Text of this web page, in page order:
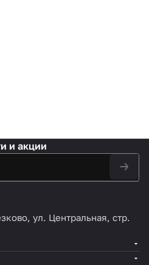
и акции
ул. Центральная, стр.